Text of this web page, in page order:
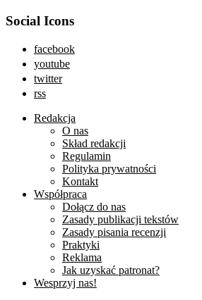
Social Icons
facebook
youtube
twitter
rss
Redakcja
O nas
Skład redakcji
Regulamin
Polityka prywatności
Kontakt
Współpraca
Dołącz do nas
Zasady publikacji tekstów
Zasady pisania recenzji
Praktyki
Reklama
Jak uzyskać patronat?
Wesprzyj nas!